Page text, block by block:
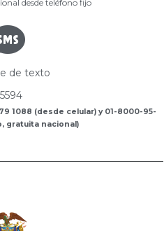
desde teléfono fijo
de texto
1088 (desde celular) y 01-8000-95-
gratuita nacional)